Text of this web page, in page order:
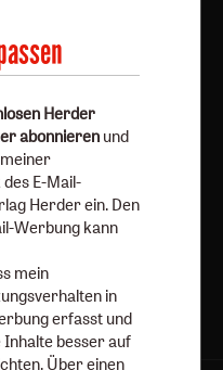
finden Sie in unseren
.
Jetzt anmelden
Herder
abonnieren und
E-Mail-
Herder ein. Den
Werbung kann
mein
in
erfasst und
besser auf
Über einen